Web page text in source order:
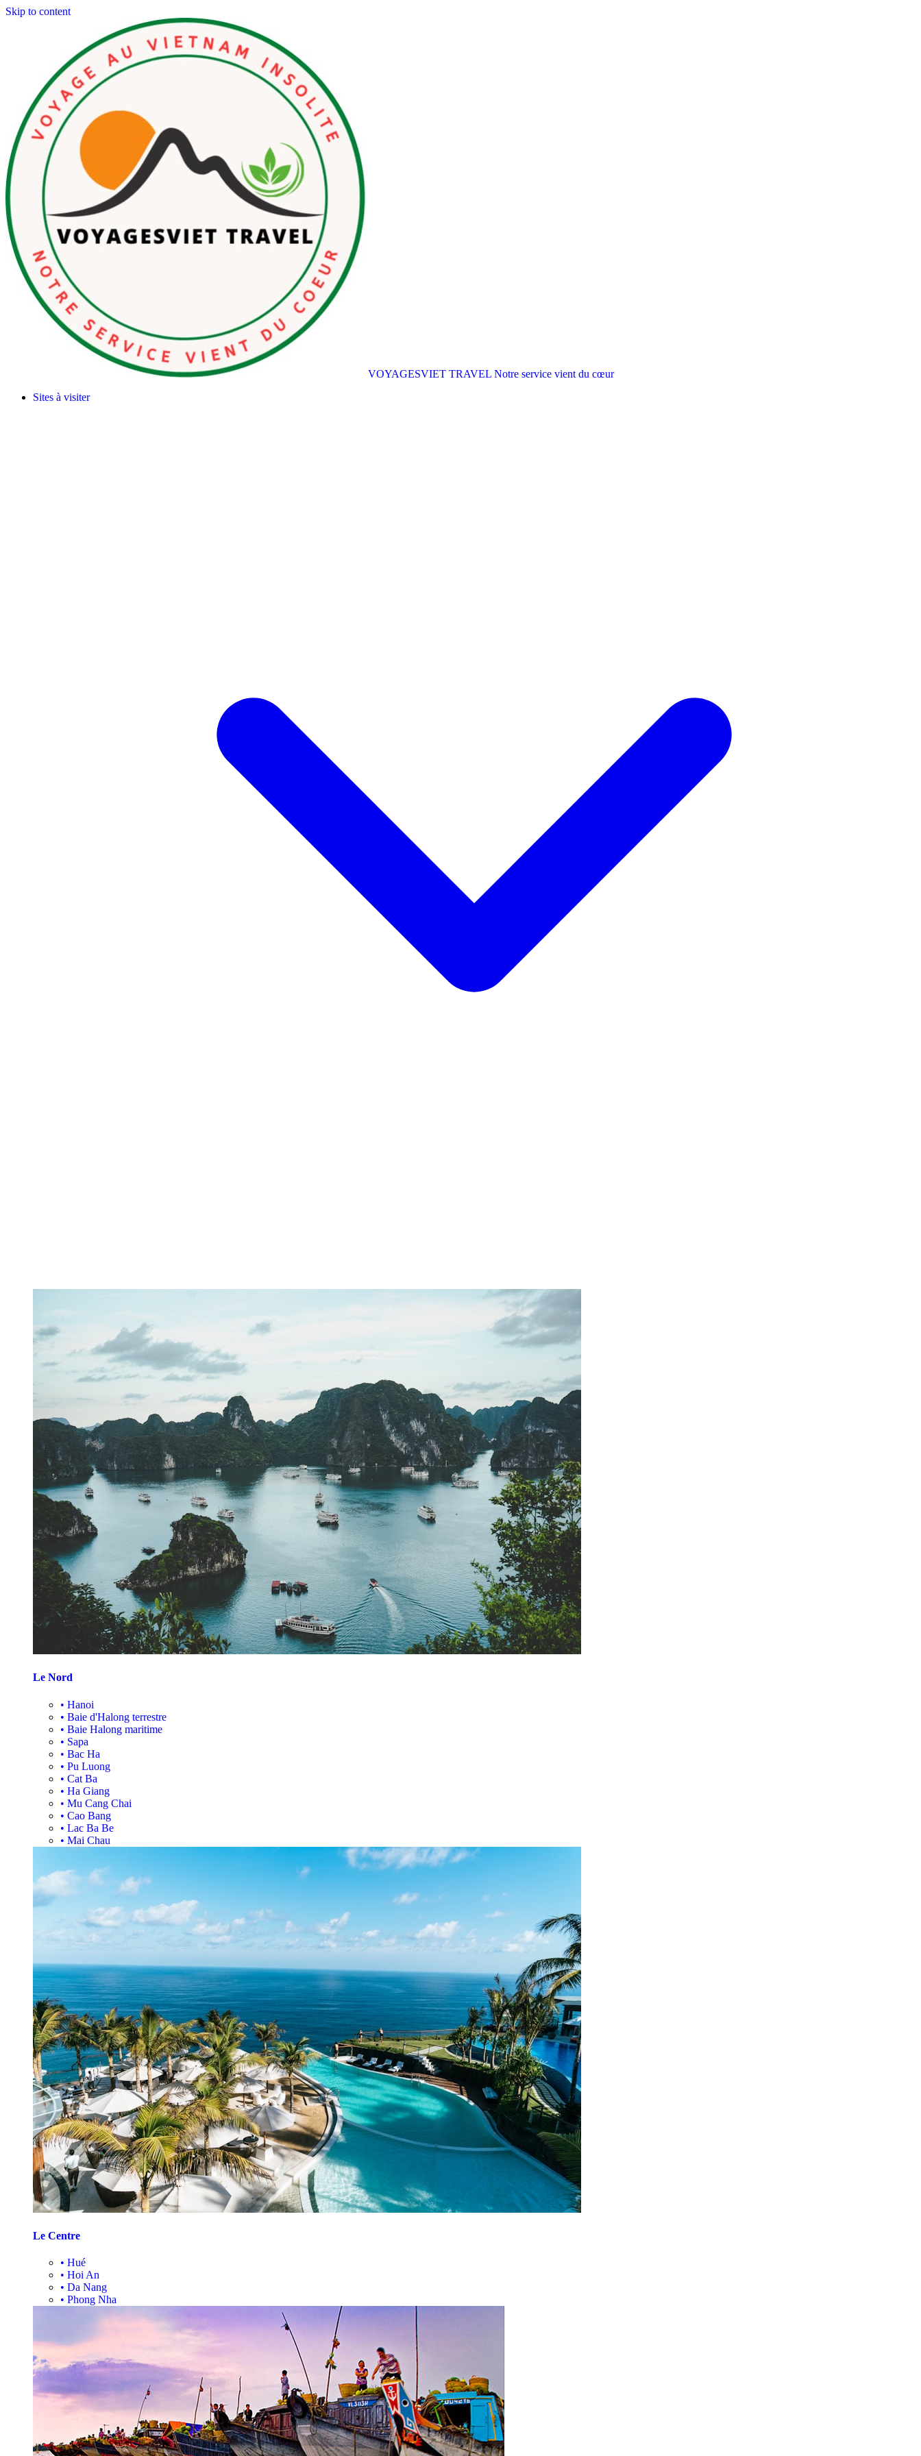
Skip to content
VOYAGESVIET TRAVEL Notre service vient du cœur
Sites à visiter
Le Nord
• Hanoi
• Baie d'Halong terrestre
• Baie Halong maritime
• Sapa
• Bac Ha
• Pu Luong
• Cat Ba
• Ha Giang
• Mu Cang Chai
• Cao Bang
• Lac Ba Be
• Mai Chau
Le Centre
• Hué
• Hoi An
• Da Nang
• Phong Nha